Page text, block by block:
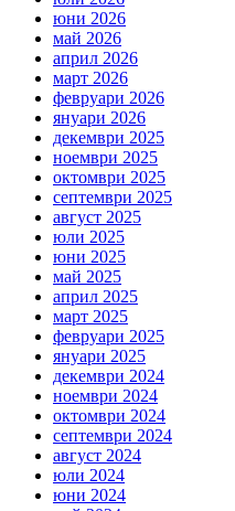
юни 2026
май 2026
април 2026
март 2026
февруари 2026
януари 2026
декември 2025
ноември 2025
октомври 2025
септември 2025
август 2025
юли 2025
юни 2025
май 2025
април 2025
март 2025
февруари 2025
януари 2025
декември 2024
ноември 2024
октомври 2024
септември 2024
август 2024
юли 2024
юни 2024